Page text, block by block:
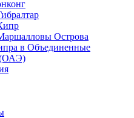
Острова
в Объединенные
(ОАЭ)